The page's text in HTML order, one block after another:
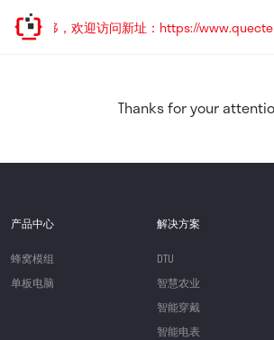
址已迁移，欢迎访问新址：https://
Thanks for your
产品中心
蜂窝模组
单板电脑
解决方案
DTU
智慧农业
智能穿戴
智能电表